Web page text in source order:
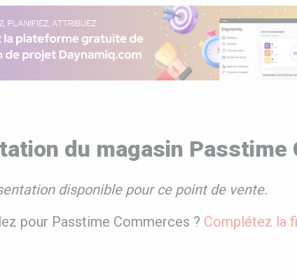
du magasin Passtime
disponible pour ce point de vente.
pour Passtime Commerces ? Complétez la